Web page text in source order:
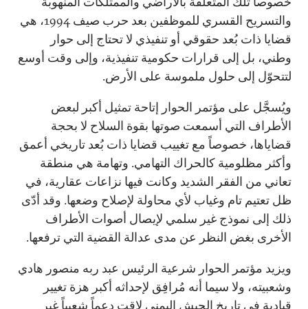
والتسريح القسري للموظفين بعد حرب صيف 1994، هي
قضايا ذات بُعد حقوقي أو تنفيذي لا تحتاج إلى حوار
وطني، بل إلى قرارات حكومية تنفيذية، وإلى وقت أوسع
لتتحوّل إلى حلول ملموسة على الأرض.
ويُسجَّل على مؤتمر الحوار إتاحة تمثيل أكبر لبعض
الأطراف التي أسمعت صوتها بقوة السلاح لا بحجة
قضاياها، خصوصاً مع تغييب قضايا ذات بُعد تاريخي أعمق
وأكثر مظلومية كالحراك التهامي. وتهامة هي منطقة
تعاني من الفقر الشديد وكانت فيها نزاعات عقارية، في
ظل تعتيم تام وغياب لأي محاولة لإصلاح وضعها. وقد أدّى
ذلك إلى نموذج غير سلمي لإيصال أصوات الأطراف
الأخرى بغض النظر عن مدى عدالة القضية التي ترفعها.
ويزيد مؤتمر الحوار شرعية الرئيس عبد ربه منصور هادي
وشعبيته، ولا سيما أنه مُرافِق لإحداثه أكبر هزة تغيير
قيادية في تاريخ الجيش اليمني لاقت دعماً شعبياً غير